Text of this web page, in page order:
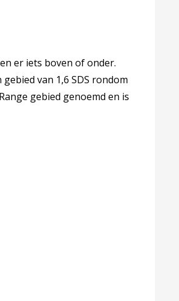
er iets boven of onder.
van 1,6 SDS rondom
gebied genoemd en is